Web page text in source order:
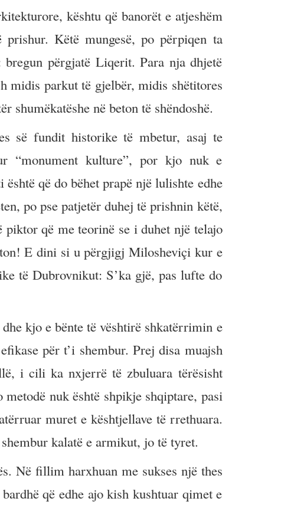
kështu që banorët e atjeshëm
Këtë mungesë, po përpiqen ta
përgjatë Liqerit. Para nja dhjetë
midis parkut të gjelbër, midis shëtitores
shumëkatëshe në beton të shëndoshë.
së fundit historike të mbetur, asaj te
“monument kulture”, por kjo nuk e
që do bëhet prapë një lulishte edhe
po pse patjetër duhej të prishnin këtë,
që me teorinë se i duhet një telajo
E dini si u përgjigj Milosheviçi kur e
të Dubrovnikut: S’ka gjë, pas lufte do
kjo e bënte të vështirë shkatërrimin e
për t’i shembur. Prej disa muajsh
i cili ka nxjerrë të zbuluara tërësisht
nuk është shpikje shqiptare, pasi
muret e kështjellave të rrethuara.
kalatë e armikut, jo të tyret.
Në fillim harxhuan me sukses një thes
që edhe ajo kish kushtuar qimet e